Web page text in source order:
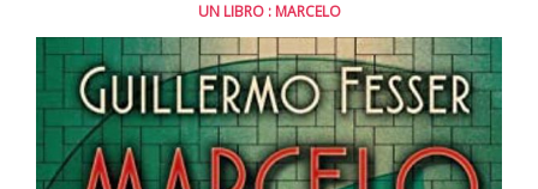
UN LIBRO : MARCELO